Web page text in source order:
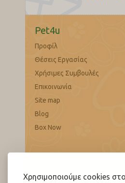
Χρησιμοποιούμε cookies
Pet4u
Προφίλ
Θέσεις Εργασίας
Χρήσιμες Συμβουλές
Επικοινωνία
Site map
Blog
Box Now